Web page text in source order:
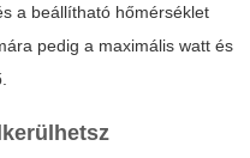
a beállítható hőmérséklet
pedig a maximális watt és